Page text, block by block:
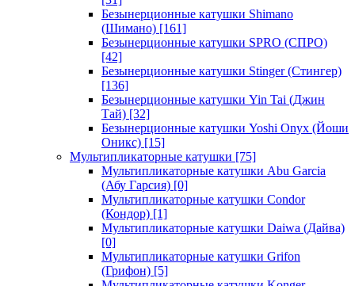
Безынерционные катушки Shimano
(Шимано) [161]
Безынерционные катушки SPRO (СПРО)
[42]
Безынерционные катушки Stinger (Стингер)
[136]
Безынерционные катушки Yin Tai (Джин
Тай) [32]
Безынерционные катушки Yoshi Onyx (Йоши
Оникс) [15]
Мультипликаторные катушки [75]
Мультипликаторные катушки Abu Garcia
(Абу Гарсия) [0]
Мультипликаторные катушки Condor
(Кондор) [1]
Мультипликаторные катушки Daiwa (Дайва)
[0]
Мультипликаторные катушки Grifon
(Грифон) [5]